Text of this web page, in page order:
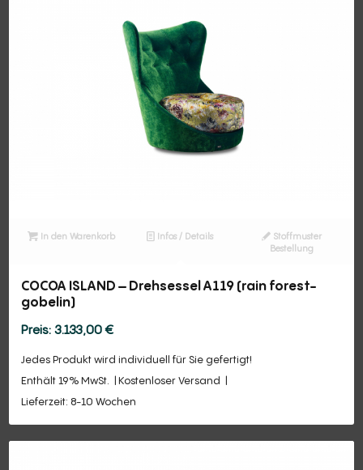
In den Warenkorb Infos / Details
Stoffmuster
Bestellung
COCOA ISLAND – Drehsessel A119 (rain forest-
gobelin)
3.133,00€
Jedes Produkt wird individuell für Sie gefertigt!
Enthält 19% MwSt.
Kostenloser Versand
Lieferzeit: 8-10 Wochen